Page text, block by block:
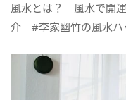
風水とは？ 風水で開
介 #李家幽竹の風水ハ